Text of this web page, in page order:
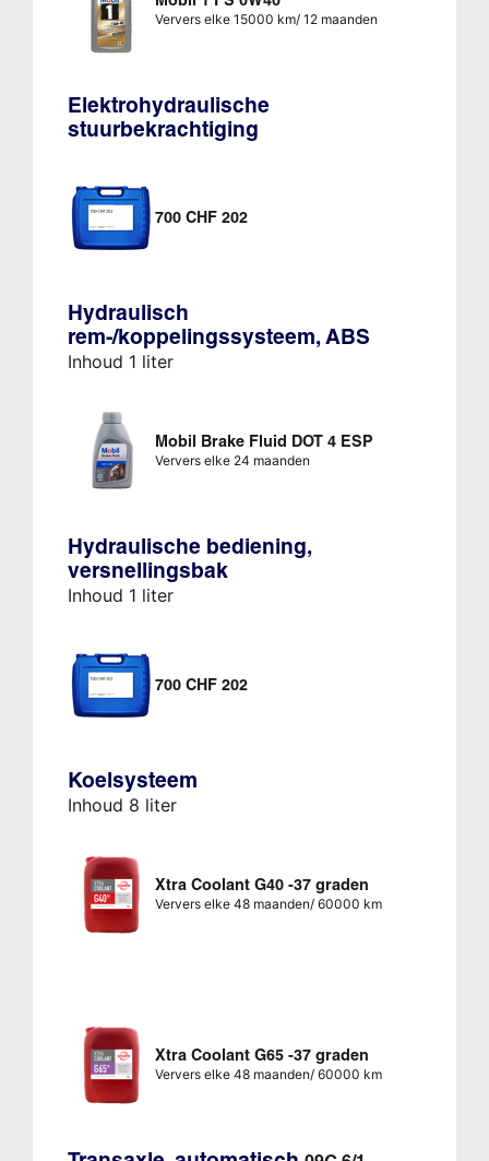
Ververs elke 15000 km/ 12 maanden
Elektrohydraulische
stuurbekrachtiging
700 CHF 202
Hydraulisch
rem-/koppelingssysteem, ABS
Inhoud 1 liter
Mobil Brake Fluid DOT 4 ESP
Ververs elke 24 maanden
Hydraulische bediening,
versnellingsbak
Inhoud 1 liter
700 CHF 202
Koelsysteem
Inhoud 8 liter
Xtra Coolant G40 -37 graden
Ververs elke 48 maanden/ 60000 km
Xtra Coolant G65 -37 graden
Ververs elke 48 maanden/ 60000 km